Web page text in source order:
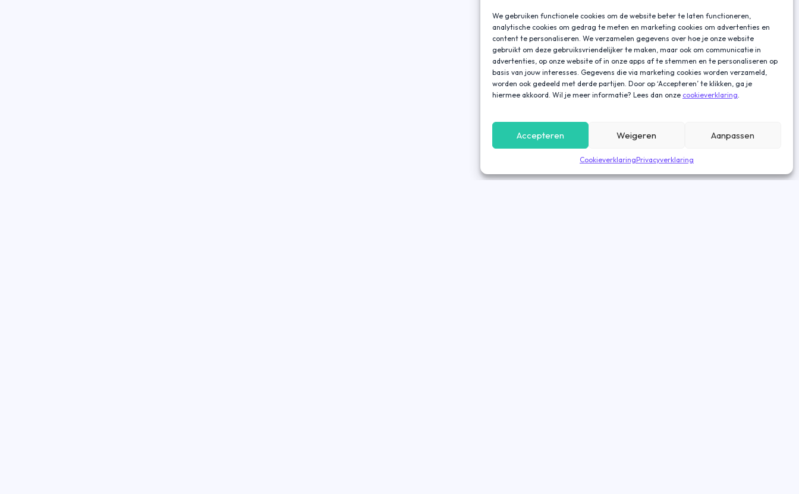
We gebruiken functionele cookies om de website beter te laten functioneren,
analytische cookies om gedrag te meten en marketing cookies om advertenties en
content te personaliseren. We verzamelen gegevens over hoe je onze website
gebruikt om deze gebruiksvriendelijker te maken, maar ook om communicatie in
advertenties, op onze website of in onze apps af te stemmen en te personaliseren op
basis van jouw interesses. Gegevens die via marketing cookies worden verzameld,
worden ook gedeeld met derde partijen. Door op ‘Accepteren’ te klikken, ga je
hiermee akkoord. Wil je meer informatie? Lees dan onze cookieverklaring.
Accepteren Weigeren Aanpassen
CookieverklaringPrivacyverklaring